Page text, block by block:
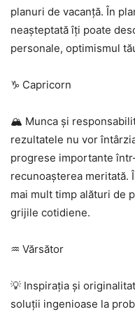
planuri de vacanță. În
neașteptată îți poate
personale, optimismul
♑ Capricorn
🏔️ Munca și
rezultatele nu vor
progrese importante
recunoașterea meritată.
mai mult timp alături de
grijile cotidiene.
♒ Vărsător
💡 Inspirația și
soluții ingenioase la